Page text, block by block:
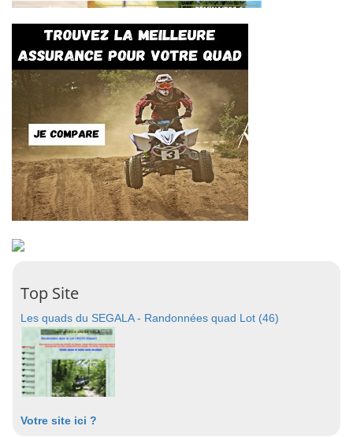
Top Site
Les quads du SEGALA - Randonnées quad Lot (46)
Votre site ici ?